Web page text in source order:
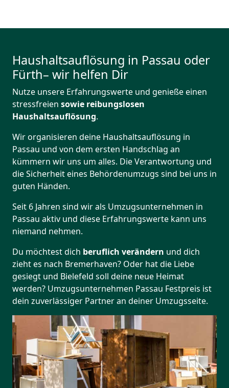
Haushaltsauflösung in Passau oder
Fürth– wir helfen Dir
Nutze unsere Erfahrungswerte und genieße einen
stressfreien sowie reibungslosen
Haushaltsauflösung.
Wir organisieren deine Haushaltsauflösung in
Passau und von dem ersten Handschlag an
kümmern wir uns um alles. Die Verantwortung und
die Sicherheit eines Behördenumzugs sind bei uns in
guten Händen.
Seit 6 Jahren sind wir als Umzugsunternehmen in
Passau aktiv und diese Erfahrungswerte kann uns
niemand nehmen.
Du möchtest dich beruflich verändern und dich
zieht es nach Bremer­haven? Oder hat die Liebe
gesiegt und Bielefeld soll deine neue Heimat
werden? Umzugsunternehmen Passau Festpreis ist
dein zuverlässiger Partner an deiner Umzugsseite.